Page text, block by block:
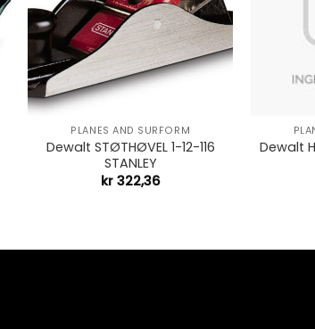
+
PLANES AND SURFORM
Dewalt STØTHØVEL 1-12-116
STANLEY
kr322,36
Dewalt